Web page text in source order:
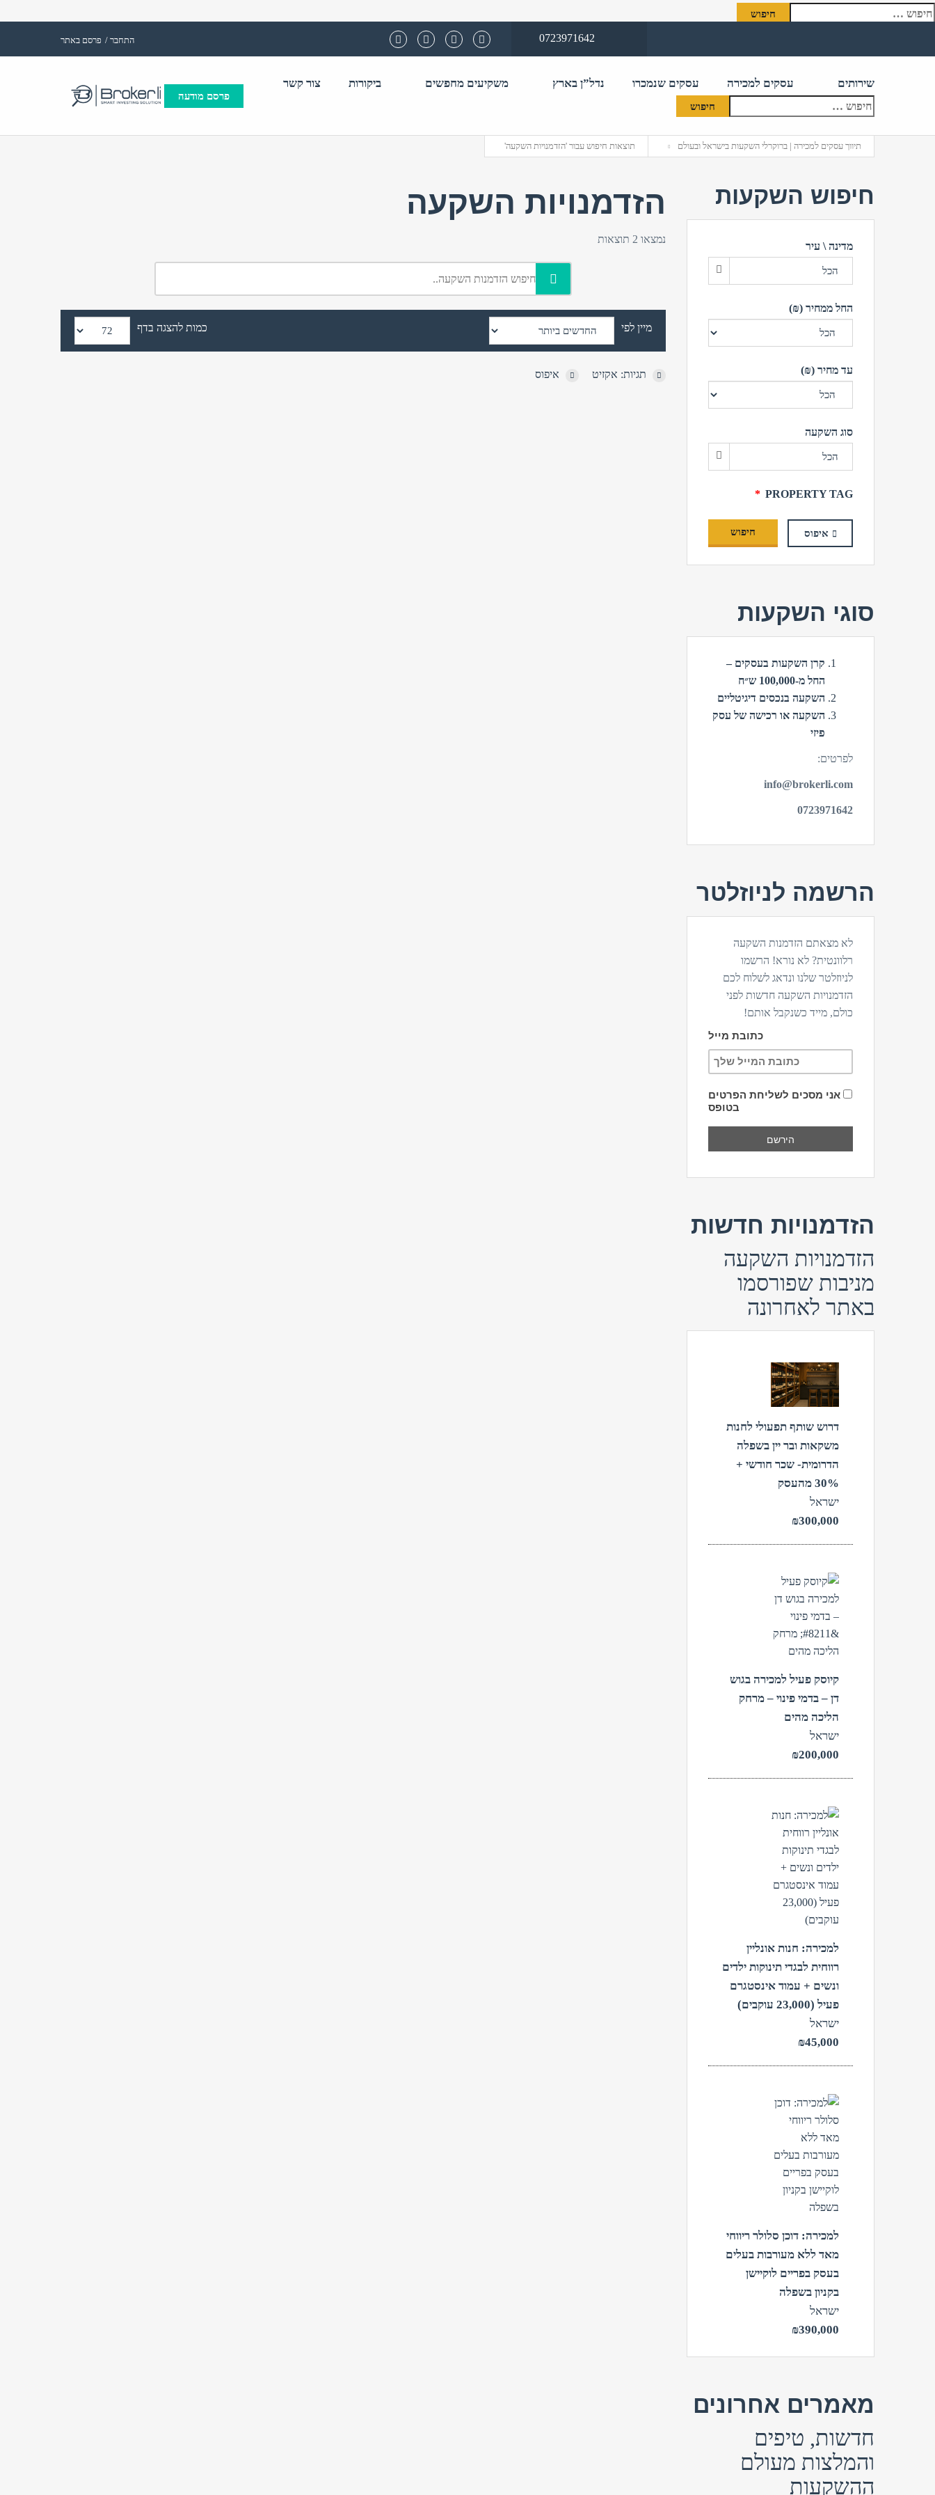
חיפוש:
0723971642 התחבר /
סיסמה?
התחבר
פרסם באתר
אימייל
פרסם מודעה
שירותים עסקים למכירה עסקים שנמכרו נדל”ן בארץ משקיעים מחפשים ביקורות צור קשר
תיווך עסקים למכירה | ברוקרלי השקעות בישראל ובעולם תוצאות חיפוש עבור 'הזדמנויות השקעה'
הזדמנויות השקעה
נמצאו 2 תוצאות
מיין לפי כמות להצגה בדף
תגיות: אקזיט איפוס
חיפוש השקעות
מדינה \ עיר
הכל
החל ממחיר (₪)
עד מחיר (₪)
סוג השקעה
הכל
PROPERTY TAG
איפוס חיפוש
סוגי השקעות
קרן השקעות בעסקים –
החל מ-100,000 ש״ח
השקעה בנכסים דיגיטליים
השקעה או רכישה של עסק
פיזי
לפרטים:
info@brokerli.com
0723971642
הרשמה לניוזלטר
לא מצאתם הזדמנות השקעה
רלוונטית? לא נורא! הרשמו
לניוזלטר שלנו ונדאג לשלוח לכם
הזדמנויות השקעה חדשות לפני
כולם, מייד כשנקבל אותם!
כתובת מייל
אני מסכים לשליחת הפרטים
בטופס
הזדמנויות חדשות
הזדמנויות השקעה
מניבות שפורסמו
באתר לאחרונה
צפה
דרוש שותף תפעולי לחנות
משקאות ובר יין בשפלה
הדרומית- שכר חודשי +
30% מהעסק
ישראל
₪300,000
צפה
קיוסק פעיל למכירה בגוש
דן – בדמי פינוי – מרחק
הליכה מהים
ישראל
₪200,000
צפה
למכירה: חנות אונליין
רווחית לבגדי תינוקות ילדים
ונשים + עמוד אינסטגרם
פעיל (23,000 עוקבים)
ישראל
₪45,000
צפה
למכירה: דוכן סלולר ריווחי
מאד ללא מעורבות בעלים
בעסק בפריים לוקיישן
בקניון בשפלה
ישראל
₪390,000
מאמרים אחרונים
חדשות, טיפים
והמלצות מעולם
ההשקעות